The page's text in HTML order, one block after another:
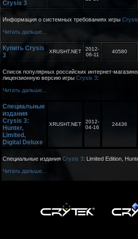
Crysis 3
Информация о системных требованиях игры
Читать дальше...
Купить Crysis
3
XRUSHT.NET
2012-
06-11
40580
Список популярных российских интернет-
лицензионную версию игры Crysis 3:
Читать дальше...
Специальные
издания
Crysis 3:
Hunter,
Limited,
Digital Deluxe
XRUSHT.NET
2012-
04-16
24436
Специальные издания Crysis 3: Limited Edition,
Читать дальше...